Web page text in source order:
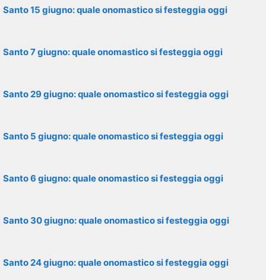
Santo 15 giugno: quale onomastico si festeggia oggi
Santo 7 giugno: quale onomastico si festeggia oggi
Santo 29 giugno: quale onomastico si festeggia oggi
Santo 5 giugno: quale onomastico si festeggia oggi
Santo 6 giugno: quale onomastico si festeggia oggi
Santo 30 giugno: quale onomastico si festeggia oggi
Santo 24 giugno: quale onomastico si festeggia oggi